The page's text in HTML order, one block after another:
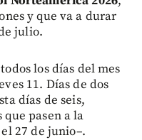
y que va a durar
julio.
los días del mes
11. Días de dos
días de seis,
pasen a la
27 de junio–.